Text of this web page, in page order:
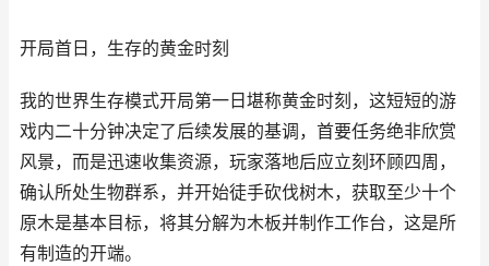
开局首日，生存的黄金时刻
我的世界生存模式开局第一日堪称黄金时刻，这短短的游
戏内二十分钟决定了后续发展的基调，首要任务绝非欣赏
风景，而是迅速收集资源，玩家落地后应立刻环顾四周，
确认所处生物群系，并开始徒手砍伐树木，获取至少十个
原木是基本目标，将其分解为木板并制作工作台，这是所
有制造的开端。